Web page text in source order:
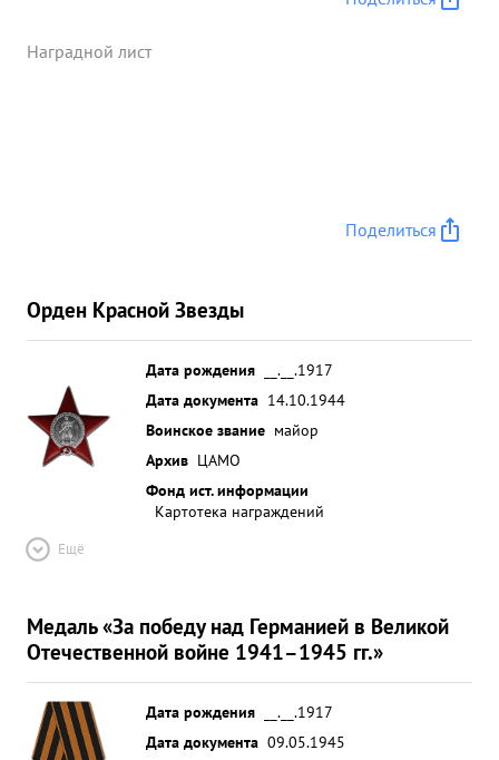
Наградной лист
Поделиться
Орден Красной Звезды
Дата рождения
__.__.1917
Дата документа 14.10.1944
Воинское звание майор
Архив ЦАМО
Фонд ист. информации
Картотека награждений
Ещё
Медаль «За победу над Германией в Великой
Отечественной войне 1941–1945 гг.»
Дата рождения
__.__.1917
Дата документа 09.05.1945